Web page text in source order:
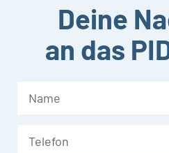
Deine
an das